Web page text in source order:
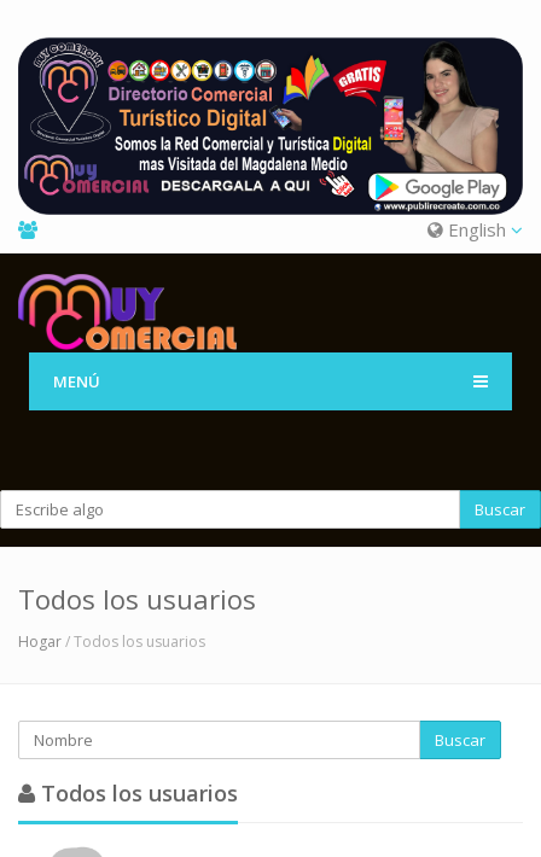
English
MENÚ
Buscar
Todos los usuarios
Hogar/ Todos los usuarios
Buscar
Todos los usuarios